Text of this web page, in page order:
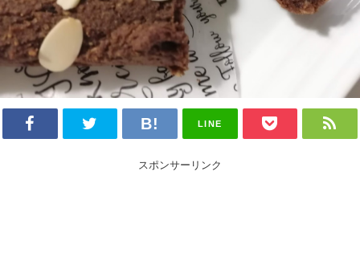
LINE
スポンサーリンク